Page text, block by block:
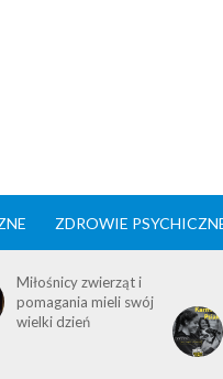
ZDROWIE
Miłośnicy zwierząt i
pomagania mieli swój
wielki dzień